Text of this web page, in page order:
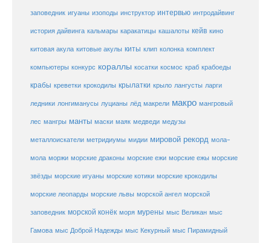
заповедник игуаны изоподы инструктор интервью интродайвинг
история дайвинга кальмары каракатицы кашалоты кейв кино
китовая акула китовые акулы киты клип колонка комплект
компьютеры конкурс кораллы косатки космос краб крабоеды
крабы креветки крокодилы крылатки крыло лангусты ларги
ледники лонгиманусы луцианы лёд макрели макро мангровый
лес мангры манты маски маяк медведи медузы
металлоискатели метридиумы мидии мировой рекорд мола-
мола моржи морские драконы морские ежи морские ежы морские
звёзды морские игуаны морские котики морские крокодилы
морские леопарды морские львы морской ангел морской
заповедник морской конёк моря мурены мыс Великан мыс
Гамова мыс Доброй Надежды мыс Кекурный мыс Пирамидный